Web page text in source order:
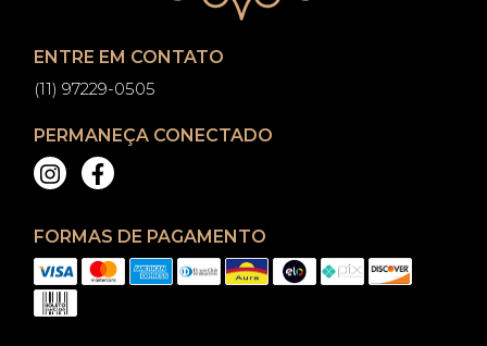
ENTRE EM CONTATO
(11) 97229-0505
PERMANEÇA CONECTADO
FORMAS DE PAGAMENTO